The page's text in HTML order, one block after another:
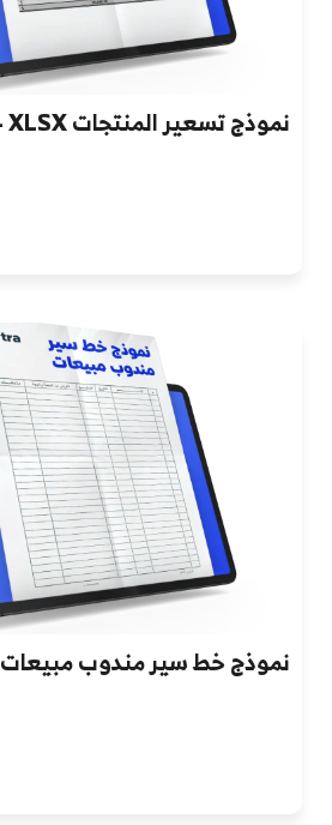
نموذج تسعير المنتجات Excel - XLSX
نموذج خط سير مندوب مبيعات